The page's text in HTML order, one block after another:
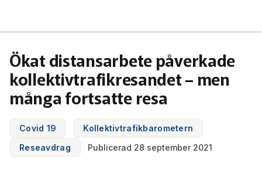
Tillsammans blir vi smartare
Medlemmar
Affärs­nätverket
Tjänster och verktyg
Fakta & statistik
Det här är kollektivtrafiken
Fakta om kollektivtrafiken
Utbildning & Karriär
Ökat distansarbete påverkade
kollektivtrafikresandet – men
många fortsatte resa
Covid 19
Kollektivtrafikbarometern
Reseavdrag
Publicerad 28 september 2021